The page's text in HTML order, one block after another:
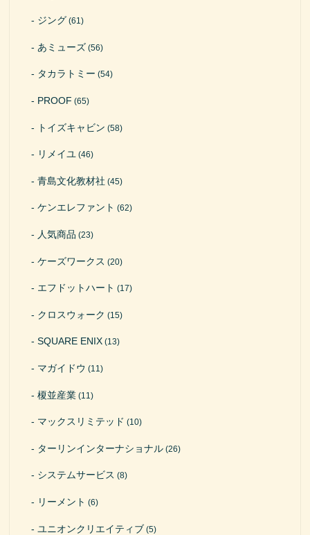
ジング (61)
あミューズ (56)
タカラトミー (54)
PROOF (65)
トイズキャビン (58)
リメイユ (46)
青島文化教材社 (45)
ケンエレファント (62)
人気商品 (23)
ケーズワークス (20)
エフドットハート (17)
クロスウォーク (15)
SQUARE ENIX (13)
マガイドウ (11)
榎並産業 (11)
マックスリミテッド (10)
ターリンインターナショナル (26)
システムサービス (8)
リーメント (6)
ユニオンクリエイティブ (5)